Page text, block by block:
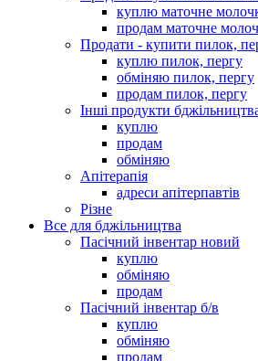
куплю маточне
продам маточне
Продати - купити пилок,
куплю пилок, пергу
обміняю пилок, пергу
продам пилок, пергу
Інші продукти
куплю
продам
обміняю
Апітерапія
адреси апітерпавтів
Різне
Все для бджільництва
Пасічний інвентар новий
куплю
обміняю
продам
Пасічний інвентар б/в
куплю
обміняю
продам